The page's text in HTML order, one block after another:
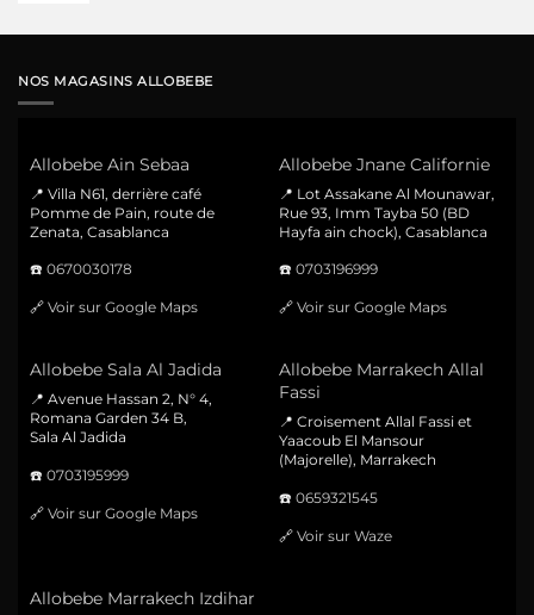
NOS MAGASINS ALLOBEBE
Allobebe Ain Sebaa
📍 Villa N61, derrière café
Pomme de Pain, route de
Zenata, Casablanca
☎️ 0670030178
🔗 Voir sur Google Maps
Allobebe Jnane Californie
📍 Lot Assakane Al Mounawar,
Rue 93, Imm Tayba 50 (BD
Hayfa ain chock), Casablanca
☎️ 0703196999
🔗 Voir sur Google Maps
Allobebe Sala Al Jadida
📍 Avenue Hassan 2, N° 4,
Romana Garden 34 B,
Sala Al Jadida
☎️ 0703195999
🔗 Voir sur Google Maps
Allobebe Marrakech Allal
Fassi
📍 Croisement Allal Fassi et
Yaacoub El Mansour
(Majorelle), Marrakech
☎️ 0659321545
🔗 Voir sur Waze
Allobebe Marrakech Izdihar